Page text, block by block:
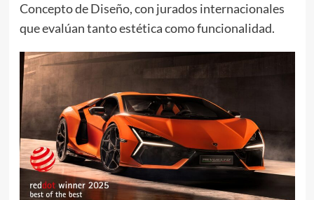
Concepto de Diseño, con jurados internacionales
que evalúan tanto estética como funcionalidad.